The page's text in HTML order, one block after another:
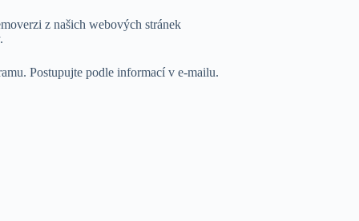
z našich webových stránek
Postupujte podle informací v e-mailu.